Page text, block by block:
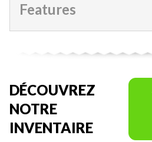
Features
DÉCOUVREZ
NOTRE
INVENTAIRE